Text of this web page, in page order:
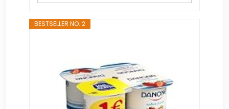
BESTSELLER NO. 2